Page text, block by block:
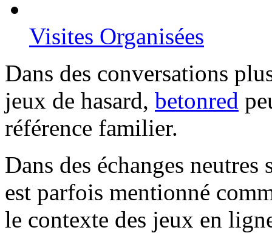
Visites Organisées
Dans des conversations
jeux de hasard, betonred
référence familier.
Dans des échanges
est parfois mentionné
le contexte des jeux en